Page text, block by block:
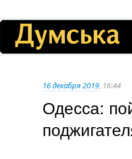
16 декабря 2019, 16:44
Одесса: